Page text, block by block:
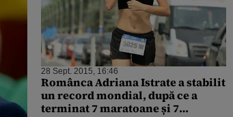
28 Sept. 2015, 16:46
Românca Adriana Istrate a stabilit
un record mondial, după ce a
terminat 7 maratoane și 7